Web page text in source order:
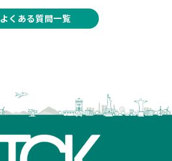
よくある質問一覧